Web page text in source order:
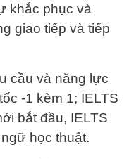
khắc phục và
giao tiếp và tiếp
cầu và năng lực
-1 kèm 1; IELTS
bắt đầu, IELTS
học thuật.